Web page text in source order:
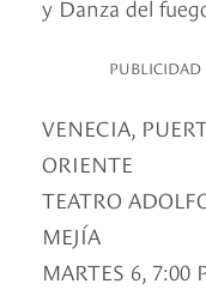
y Danza del
PUBLICIDAD
VENECIA,
ORIENTE
TEATRO
MEJÍA
MARTES 6, 7:00